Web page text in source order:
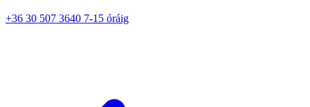
+36 30 507 3640 7-15 óráig